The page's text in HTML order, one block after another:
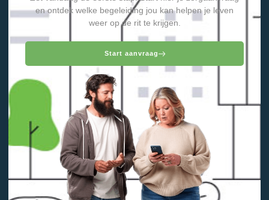
en ontdek welke begeleiding jou kan helpen je leven
weer op de rit te krijgen.
Start aanvraag